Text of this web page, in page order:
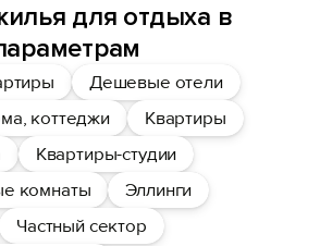
для отдыха в
Дешевые отели
коттеджи
Квартиры
Квартиры-студии
комнаты
Эллинги
Частный сектор